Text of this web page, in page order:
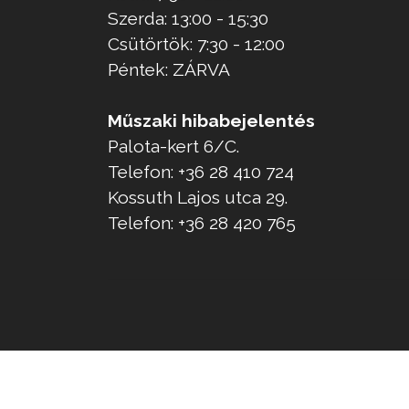
Szerda: 13:00 - 15:30
Csütörtök: 7:30 - 12:00
Péntek: ZÁRVA
Műszaki hibabejelentés
Palota-kert 6/C.
Telefon: +36 28 410 724
Kossuth Lajos utca 29.
Telefon: +36 28 420 765